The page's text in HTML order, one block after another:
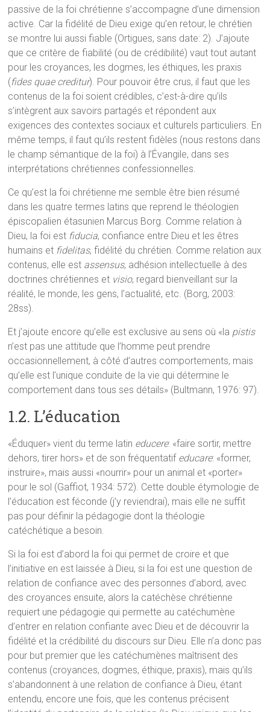
passive de la foi chrétienne s’accompagne d’une dimension
active. Car la fidélité de Dieu exige qu’en retour, le chrétien
se montre lui aussi fiable (Ortigues, sans date: 2). J’ajoute
que ce critère de fiabilité (ou de crédibilité) vaut tout autant
pour les croyances, les dogmes, les éthiques, les praxis
(fides quae creditur). Pour pouvoir être crus, il faut que les
contenus de la foi soient crédibles, c’est-à-dire qu’ils
s’intègrent aux savoirs partagés et répondent aux
exigences des contextes sociaux et culturels particuliers. En
même temps, il faut qu’ils restent fidèles (nous restons dans
le champ sémantique de la foi) à l’Évangile, dans ses
interprétations chrétiennes confessionnelles.
Ce qu’est la foi chrétienne me semble être bien résumé
dans les quatre termes latins que reprend le théologien
épiscopalien étasunien Marcus Borg. Comme relation à
Dieu, la foi est fiducia, confiance entre Dieu et les êtres
humains et fidelitas, fidélité du chrétien. Comme relation aux
contenus, elle est assensus, adhésion intellectuelle à des
doctrines chrétiennes et visio, regard bienveillant sur la
réalité, le monde, les gens, l’actualité, etc. (Borg, 2003:
28ss).
Et j’ajoute encore qu’elle est exclusive au sens où «la pistis
n’est pas une attitude que l’homme peut prendre
occasionnellement, à côté d’autres comportements, mais
qu’elle est l’unique conduite de la vie qui détermine le
comportement dans tous ses détails» (Bultmann, 1976: 97).
1.2. L’éducation
«Éduquer» vient du terme latin educere: «faire sortir, mettre
dehors, tirer hors» et de son fréquentatif educare: «former,
instruire», mais aussi «nourrir» pour un animal et «porter»
pour le sol (Gaffiot, 1934: 572). Cette double étymologie de
l’éducation est féconde (j’y reviendrai), mais elle ne suffit
pas pour définir la pédagogie dont la théologie
catéchétique a besoin.
Si la foi est d’abord la foi qui permet de croire et que
l’initiative en est laissée à Dieu, si la foi est une question de
relation de confiance avec des personnes d’abord, avec
des croyances ensuite, alors la catéchèse chrétienne
requiert une pédagogie qui permette au catéchumène
d’entrer en relation confiante avec Dieu et de découvrir la
fidélité et la crédibilité du discours sur Dieu. Elle n’a donc pas
pour but premier que les catéchumènes maîtrisent des
contenus (croyances, dogmes, éthique, praxis), mais qu’ils
s’abandonnent à une relation de confiance à Dieu, étant
entendu, encore une fois, que les contenus précisent